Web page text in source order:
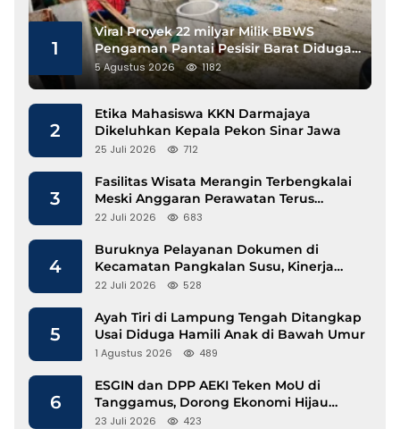
1
Viral Proyek 22 milyar Milik BBWS
Pengaman Pantai Pesisir Barat Diduga
Gunakan Besi Banci
5 Agustus 2026 1182
2
Etika Mahasiswa KKN Darmajaya
Dikeluhkan Kepala Pekon Sinar Jawa
25 Juli 2026 712
3
Fasilitas Wisata Merangin Terbengkalai
Meski Anggaran Perawatan Terus
Mengalir
22 Juli 2026 683
4
Buruknya Pelayanan Dokumen di
Kecamatan Pangkalan Susu, Kinerja
Disdukcapil Langkat Disorot
22 Juli 2026 528
5
Ayah Tiri di Lampung Tengah Ditangkap
Usai Diduga Hamili Anak di Bawah Umur
1 Agustus 2026 489
6
ESGIN dan DPP AEKI Teken MoU di
Tanggamus, Dorong Ekonomi Hijau
Berbasis Kopi dan Perdagangan Karbon
23 Juli 2026 423